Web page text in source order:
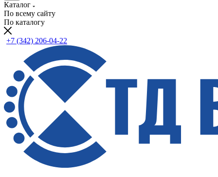
Каталог
По всему сайту
По каталогу
+7 (342) 206-04-22